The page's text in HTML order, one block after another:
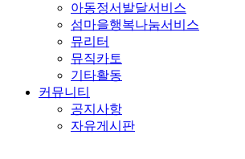
아동정서발달서비스
섬마을행복나눔서비스
뮤리터
뮤직카토
기타활동
커뮤니티
공지사항
자유게시판